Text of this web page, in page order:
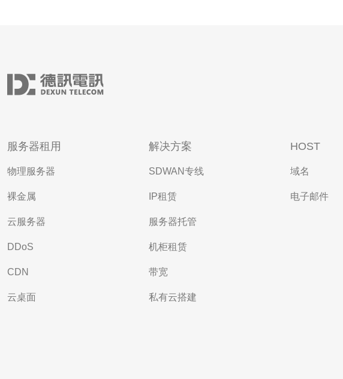
服务器租用
物理服务器
裸金属
云服务器
DDoS
CDN
云桌面
解决方案
SDWAN专线
IP租赁
服务器托管
机柜租赁
带宽
私有云搭建
HOST
域名
电子邮件